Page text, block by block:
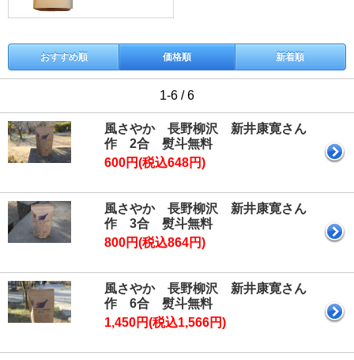
おすすめ順 価格順 新着順
1-6 / 6
風さやか 長野柳沢 新井康寛さん
作 2合 熨斗無料
600円(税込648円)
風さやか 長野柳沢 新井康寛さん
作 3合 熨斗無料
800円(税込864円)
風さやか 長野柳沢 新井康寛さん
作 6合 熨斗無料
1,450円(税込1,566円)